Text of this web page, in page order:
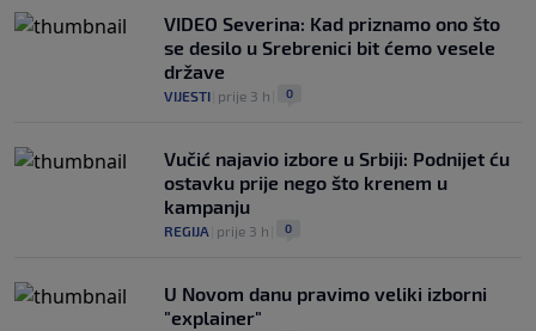
VIDEO Severina: Kad priznamo ono što
se desilo u Srebrenici bit ćemo vesele
države
VIJESTI prije 3 h 0
Vučić najavio izbore u Srbiji: Podnijet ću
ostavku prije nego što krenem u
kampanju
REGIJA prije 3 h 0
U Novom danu pravimo veliki izborni
"explainer"